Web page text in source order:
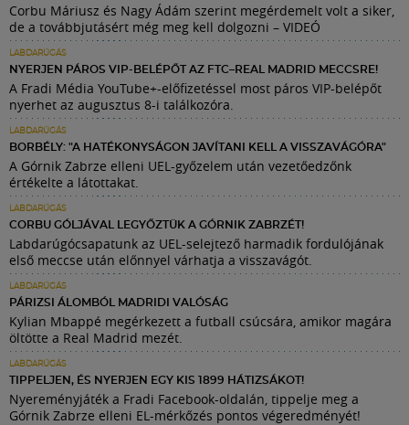
Corbu Máriusz és Nagy Ádám szerint megérdemelt volt a siker,
de a továbbjutásért még meg kell dolgozni – VIDEÓ
LABDARÚGÁS
NYERJEN PÁROS VIP-BELÉPŐT AZ FTC–REAL MADRID MECCSRE!
A Fradi Média YouTube+-előfizetéssel most páros VIP-belépőt
nyerhet az augusztus 8-i találkozóra.
LABDARÚGÁS
BORBÉLY: "A HATÉKONYSÁGON JAVÍTANI KELL A VISSZAVÁGÓRA"
A Górnik Zabrze elleni UEL-győzelem után vezetőedzőnk
értékelte a látottakat.
LABDARÚGÁS
CORBU GÓLJÁVAL LEGYŐZTÜK A GÓRNIK ZABRZÉT!
Labdarúgócsapatunk az UEL-selejtező harmadik fordulójának
első meccse után előnnyel várhatja a visszavágót.
LABDARÚGÁS
PÁRIZSI ÁLOMBÓL MADRIDI VALÓSÁG
Kylian Mbappé megérkezett a futball csúcsára, amikor magára
öltötte a Real Madrid mezét.
LABDARÚGÁS
TIPPELJEN, ÉS NYERJEN EGY KIS 1899 HÁTIZSÁKOT!
Nyereményjáték a Fradi Facebook-oldalán, tippelje meg a
Górnik Zabrze elleni EL-mérkőzés pontos végeredményét!